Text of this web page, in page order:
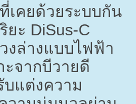
เคยด้วยระบบกัน
ยะ DiSus-C
งล่างแบบไฟฟ้า
ะจากบีวายดี
บแต่งความ